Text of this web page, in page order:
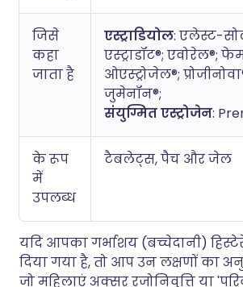
जिसे
कहा
जाता है
एस्ट्राडियोल: एलेस्ट-
एस्ट्राडॉट®; एवोरेल®;
ओएस्ट्रोजेल®;
जुमेनॉन®;
संयुग्मित एस्ट्रोजेन:
के रूप
में
उपलब्ध
टैबलेट्स, पैच और जेल
यदि आपका गर्भाशय (बच्चेदानी)
दिया गया है, तो आप उन लक्षणों का
जो महिलाएं अक्सर रजोनिवृत्ति या